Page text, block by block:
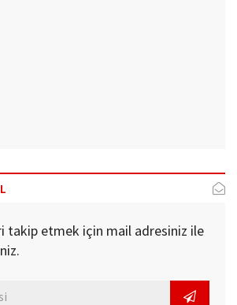
takip etmek için mail adresiniz ile